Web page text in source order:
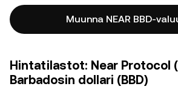
Muunna NEAR BBD-
Hintatilastot: Near Protocol
Barbadosin dollari (BBD)